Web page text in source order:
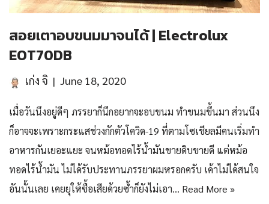
สอยเตาอบขนมมาจนได้ | Electrolux
EOT70DB
เก่ง จิ June 18, 2020
เมื่อวันนึงอยู่ดีๆ ภรรยาก็นึกอยากจะอบขนม ทำขนมขึ้นมา ส่วนนึง
ก็อาจจะเพราะกระแสช่วงกักตัวโควิด-19 ที่ตามโซเชียลมีคนเริ่มทำ
อาหารกันเยอะแยะ จนหม้อทอดไร้น้ำมันขายดิบขายดี แต่หม้อ
ทอดไร้น้ำมัน ไม่ได้รับประทานภรรยาผมหรอกครับ เค้าไม่ได้สนใจ
อันนั้นเลย เคยยุให้ซื้อเสียด้วยซ้ำก็ยังไม่เอา… Read More »